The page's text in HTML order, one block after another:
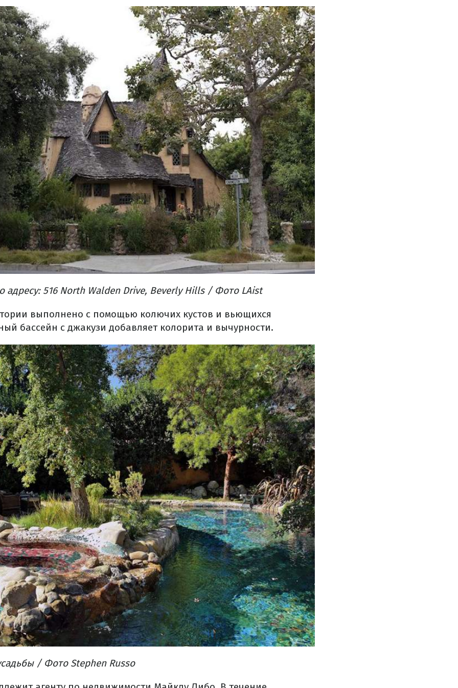
адресу: 516 North Walden Drive, Beverly Hills / Фото LAist
выполнено с помощью колючих кустов и вьющихся
бассейн с джакузи добавляет колорита и вычурности.
/ Фото Stephen Russo